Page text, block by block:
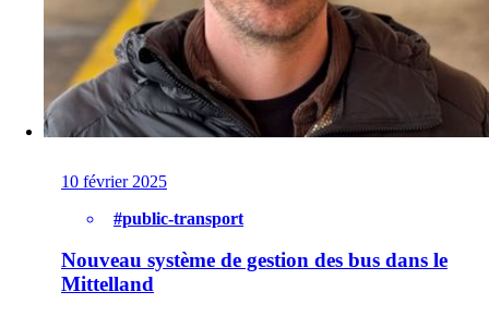
Événements
Retour
Entreprise
À propos d’onway
Vous trouverez ici quelques informations sur
notre entreprise.
10 février 2025
#public-transport
Nouveau système de gestion des bus dans le
Mittelland